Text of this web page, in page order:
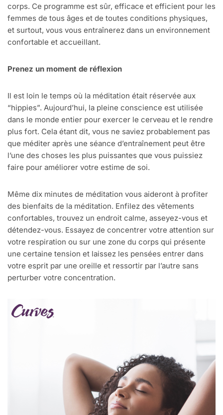
corps. Ce programme est sûr, efficace et efficient pour les
femmes de tous âges et de toutes conditions physiques,
et surtout, vous vous entraînerez dans un environnement
confortable et accueillant.
Prenez un moment de réflexion
Il est loin le temps où la méditation était réservée aux
“hippies”. Aujourd’hui, la pleine conscience est utilisée
dans le monde entier pour exercer le cerveau et le rendre
plus fort. Cela étant dit, vous ne saviez probablement pas
que méditer après une séance d’entraînement peut être
l’une des choses les plus puissantes que vous puissiez
faire pour améliorer votre estime de soi.
Même dix minutes de méditation vous aideront à profiter
des bienfaits de la méditation. Enfilez des vêtements
confortables, trouvez un endroit calme, asseyez-vous et
détendez-vous. Essayez de concentrer votre attention sur
votre respiration ou sur une zone du corps qui présente
une certaine tension et laissez les pensées entrer dans
votre esprit par une oreille et ressortir par l’autre sans
perturber votre concentration.